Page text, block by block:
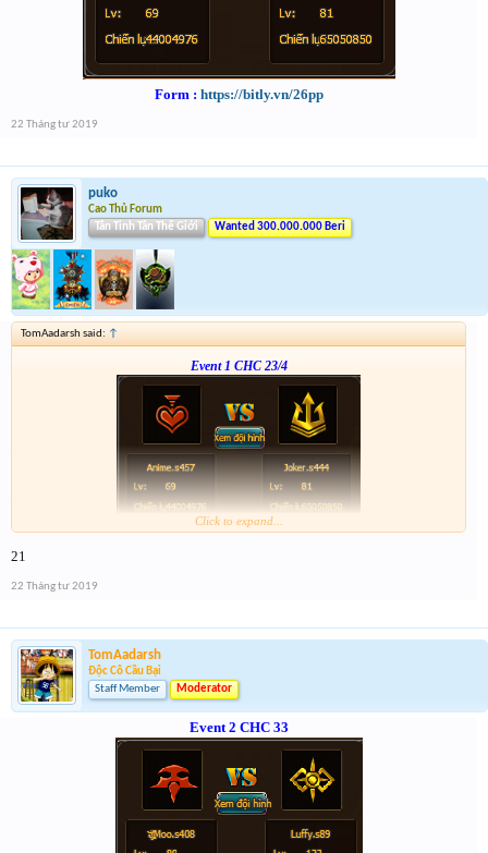
Form : https://bitly.vn/26pp
22 Tháng tư 2019
puko
Cao Thủ Forum
Tân Tinh Tân Thế Giới
Wanted 300.000.000 Beri
TomAadarsh said: ↑
Event 1 CHC 23/4
Click to expand...
21
22 Tháng tư 2019
TomAadarsh
Độc Cô Cầu Bại
Staff Member
Moderator
Event 2 CHC 33